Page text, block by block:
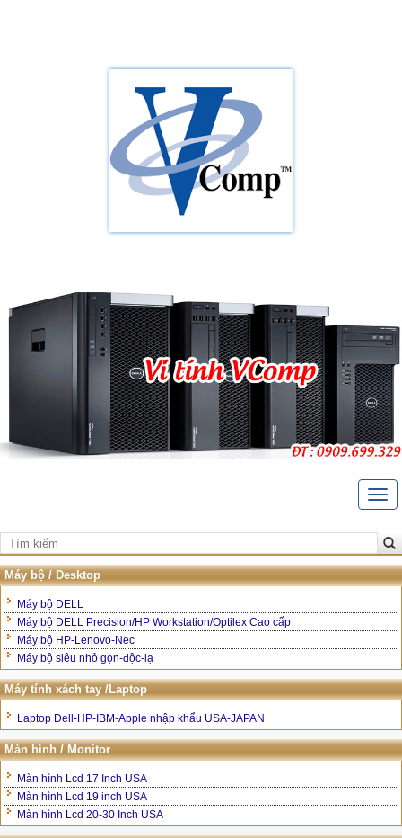
Trang Chủ
Giới thiệu
Bảo hành và hậu mãi
Hướng dẫn mua hàng
Máy bộ / Desktop
Máy bộ DELL
Máy bộ DELL Precision/HP Workstation/Optilex Cao cấp
Máy bộ HP-Lenovo-Nec
Máy bộ siêu nhỏ gọn-độc-lạ
Máy tính xách tay /Laptop
Laptop Dell-HP-IBM-Apple nhập khẩu USA-JAPAN
Màn hình / Monitor
Màn hình Lcd 17 Inch USA
Màn hình Lcd 19 inch USA
Màn hình Lcd 20-30 Inch USA